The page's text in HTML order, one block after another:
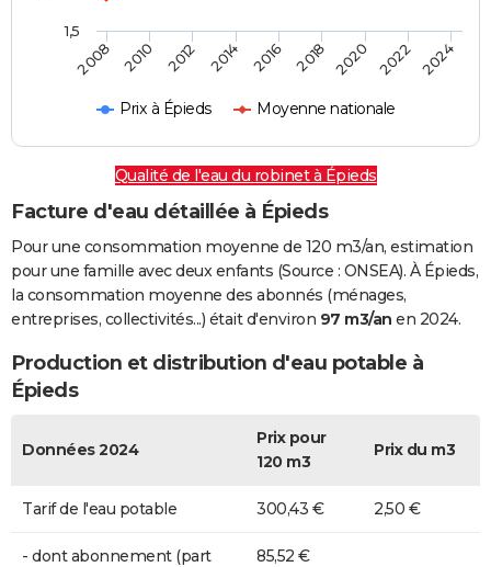
Prix à Épieds Moyenne nationale
2008 2010 2012 2014 2016 2018 2020 2022 2024
1,5
Qualité de l'eau du robinet à Épieds
Facture d'eau détaillée à Épieds
Pour une consommation moyenne de 120 m3/an, estimation
pour une famille avec deux enfants (Source : ONSEA). À Épieds,
la consommation moyenne des abonnés (ménages,
entreprises, collectivités...) était d'environ 97 m3/an en 2024.
Production et distribution d'eau potable à
Épieds
Données 2024
Prix pour
120 m3
Prix du m3
Tarif de l'eau potable 300,43 € 2,50 €
- dont abonnement (part
85,52 €